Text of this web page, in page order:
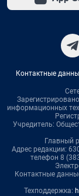
Контактные
информационных
Учредитель:
Главный
Адрес редакции:
телефон 8
Контактные
Техподдержка: